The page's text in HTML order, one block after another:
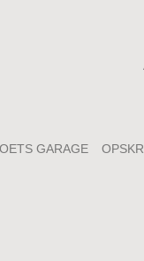
GARAGE